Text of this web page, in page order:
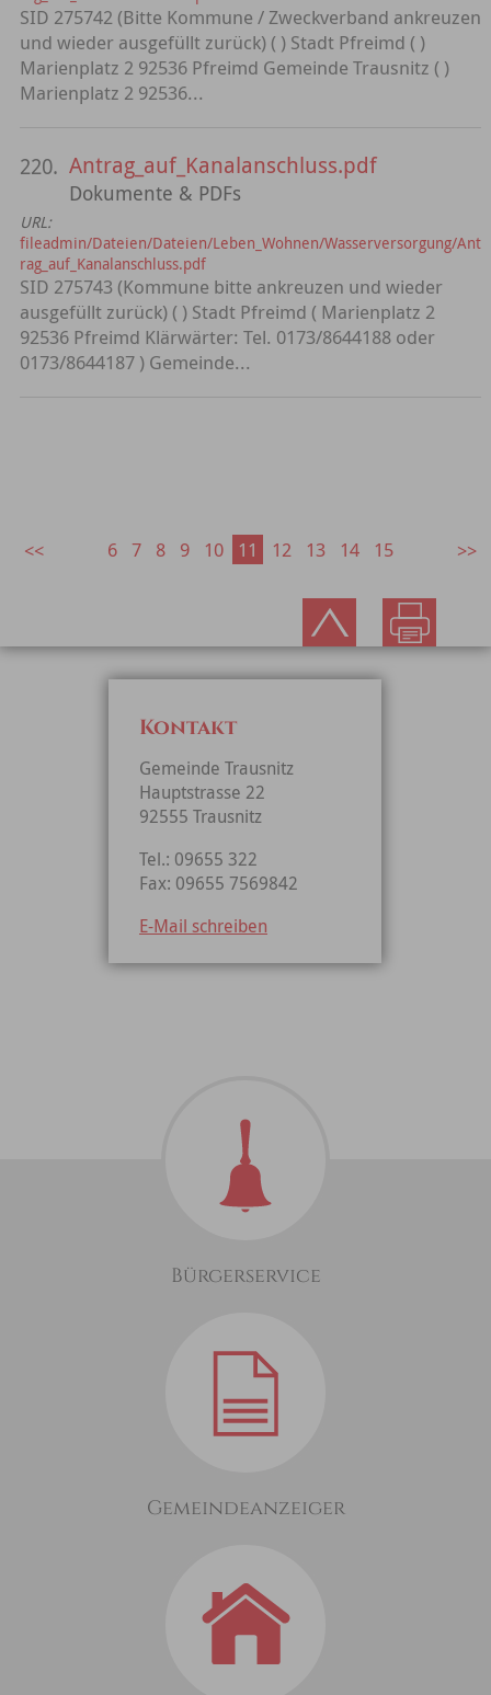
SID 275742 (Bitte Kommune / Zweckverband ankreuzen
und wieder ausgefüllt zurück) ( ) Stadt Pfreimd ( )
Marienplatz 2 92536 Pfreimd Gemeinde Trausnitz ( )
Marienplatz 2 92536...
220. Antrag_auf_Kanalanschluss.pdf
Dokumente & PDFs
URL:
fileadmin/Dateien/Dateien/Leben_Wohnen/Wasserversorgung/Ant
rag_auf_Kanalanschluss.pdf
SID 275743 (Kommune bitte ankreuzen und wieder
ausgefüllt zurück) ( ) Stadt Pfreimd ( Marienplatz 2
92536 Pfreimd Klärwärter: Tel. 0173/8644188 oder
0173/8644187 ) Gemeinde...
6 7 8 9 10 11 12 13 14 15
Kontakt
Gemeinde Trausnitz
Hauptstrasse 22
92555 Trausnitz
Tel.: 09655 322
Fax: 09655 7569842
E-Mail schreiben
Bürgerservice
Gemeindeanzeiger